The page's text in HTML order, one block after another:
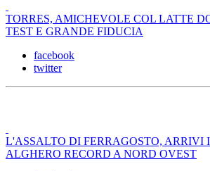
TORRES, AMICHEVOLE COL LATTE
TEST E GRANDE FIDUCIA
facebook
twitter
L'ASSALTO DI FERRAGOSTO, ARRIVI
ALGHERO RECORD A NORD OVEST